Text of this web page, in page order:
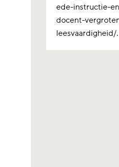
ede-instructie-
docent-
leesvaardigheid/.